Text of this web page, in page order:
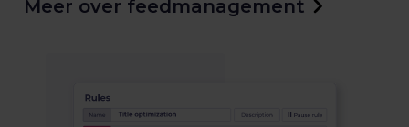
Meer over feedmanagement